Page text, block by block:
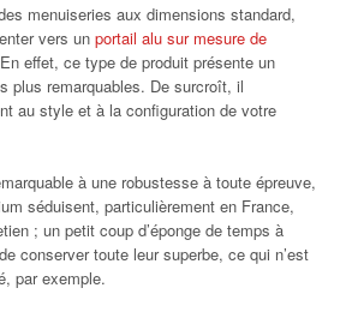
menuiseries aux dimensions standard,
vers un portail alu sur mesure de
effet, ce type de produit présente un
plus remarquables. De surcroît, il
au style et à la configuration de votre
à une robustesse à toute épreuve,
séduisent, particulièrement en France,
; un petit coup d’éponge de temps à
conserver toute leur superbe, ce qui n’est
par exemple.